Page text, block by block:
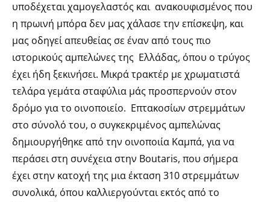
υποδέχεται χαμογελαστός και ανακουφισμένος που
η πρωινή μπόρα δεν μας χάλασε την επίσκεψη, και
μας οδηγεί απευθείας σε έναν από τους πιο
ιστορικούς αμπελώνες της Ελλάδας, όπου ο τρύγος
έχει ήδη ξεκινήσει. Μικρά τρακτέρ με χρωματιστά
τελάρα γεμάτα σταφύλια μάς προσπερνούν στον
δρόμο για το οινοποιείο. Επτακοσίων στρεμμάτων
στο σύνολό του, ο συγκεκριμένος αμπελώνας
δημιουργήθηκε από την οινοποιία Καμπά, για να
περάσει στη συνέχεια στην Boutaris, που σήμερα
έχει στην κατοχή της μια έκταση 310 στρεμμάτων
συνολικά, όπου καλλιεργούνται εκτός από το